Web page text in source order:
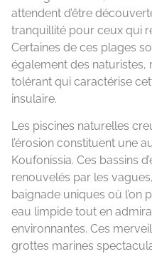
attendent d’être
tranquillité pour ceux qui
Certaines de ces plages
également des naturistes,
tolérant qui caractérise
insulaire.
Les piscines naturelles
l’érosion constituent une
Koufonissia. Ces bassins
renouvelés par les
baignade uniques où l’on
eau limpide tout en
environnantes. Ces
grottes marines